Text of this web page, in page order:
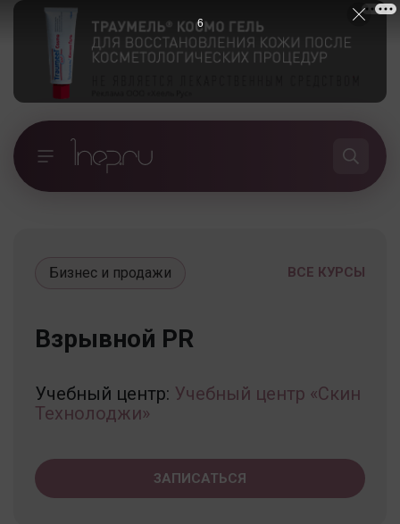
ВСЕ КУРСЫ
Бизнес и продажи
Взрывной PR
Учебный центр: Учебный центр «Скин
Технолоджи»
ЗАПИСАТЬСЯ
5